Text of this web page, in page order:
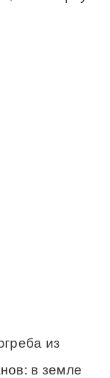
из
в земле